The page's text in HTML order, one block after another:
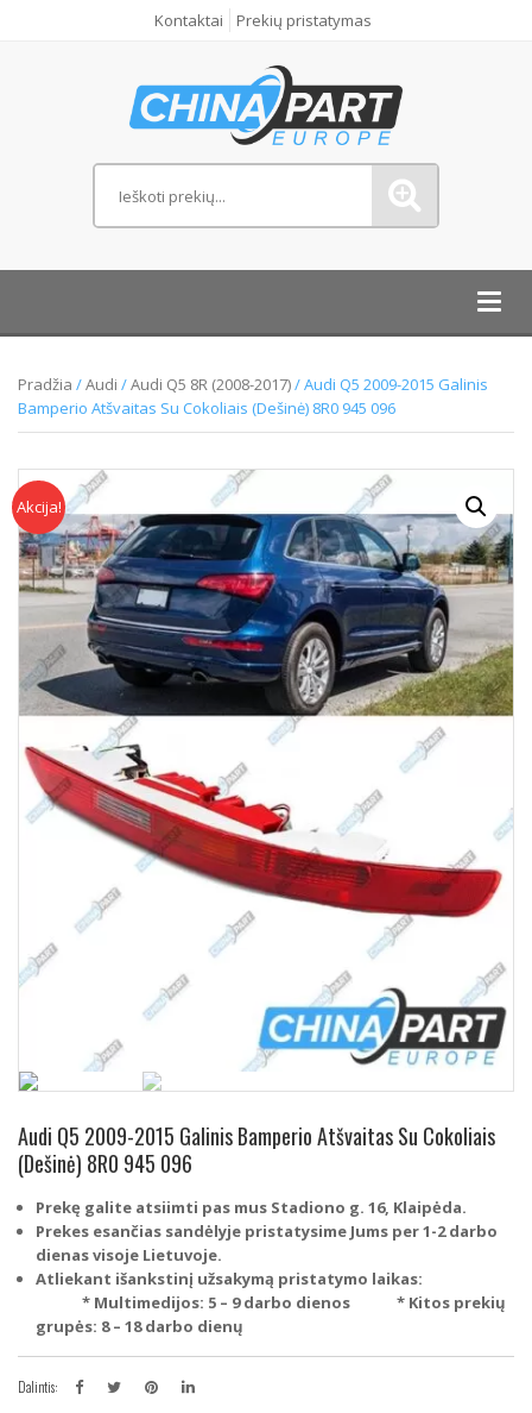
Kontaktai Prekių pristatymas
Pradžia /Audi /Audi Q5 8R (2008-2017)/ Audi Q5 2009-2015 Galinis
Bamperio Atšvaitas Su Cokoliais (Dešinė) 8R0 945 096
Akcija!
Audi Q5 2009-2015 Galinis Bamperio Atšvaitas Su Cokoliais
(Dešinė) 8R0 945 096
Prekę galite atsiimti pas mus Stadiono g. 16, Klaipėda.
Prekes esančias sandėlyje pristatysime Jums per 1-2 darbo
dienas visoje Lietuvoje.
Atliekant išankstinį užsakymą pristatymo laikas:
* Multimedijos: 5 – 9 darbo dienos * Kitos prekių
grupės: 8 – 18 darbo dienų
Dalintis: